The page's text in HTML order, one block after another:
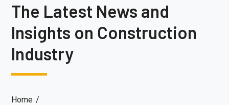
The Latest News and
Insights on Construction
Industry
Home